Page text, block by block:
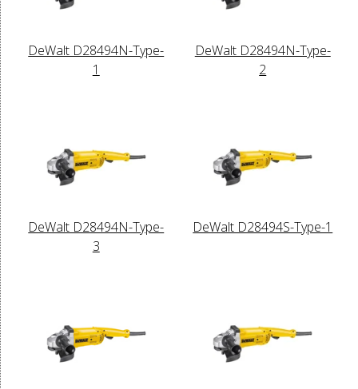
DeWalt D28494N-Type-
1
DeWalt D28494N-Type-
2
DeWalt D28494N-Type-
3
DeWalt D28494S-Type-1